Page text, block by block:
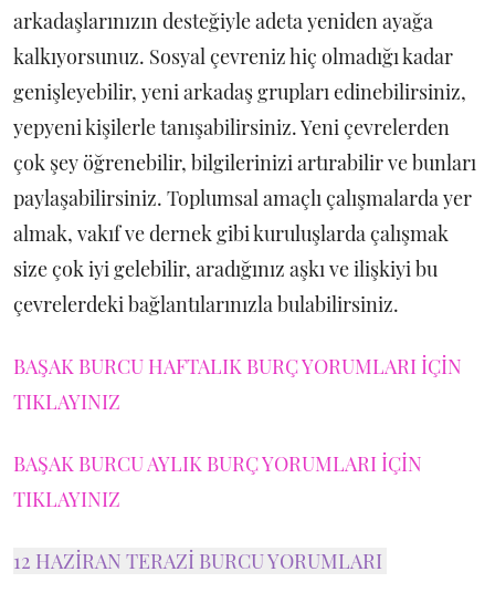
arkadaşlarınızın desteğiyle adeta yeniden ayağa
kalkıyorsunuz. Sosyal çevreniz hiç olmadığı kadar
genişleyebilir, yeni arkadaş grupları edinebilirsiniz,
yepyeni kişilerle tanışabilirsiniz. Yeni çevrelerden
çok şey öğrenebilir, bilgilerinizi artırabilir ve bunları
paylaşabilirsiniz. Toplumsal amaçlı çalışmalarda yer
almak, vakıf ve dernek gibi kuruluşlarda çalışmak
size çok iyi gelebilir, aradığınız aşkı ve ilişkiyi bu
çevrelerdeki bağlantılarınızla bulabilirsiniz.
BAŞAK BURCU HAFTALIK BURÇ YORUMLARI İÇİN
TIKLAYINIZ
BAŞAK BURCU AYLIK BURÇ YORUMLARI İÇİN
TIKLAYINIZ
12 HAZİRAN TERAZİ BURCU YORUMLARI